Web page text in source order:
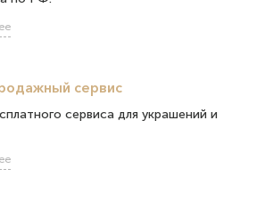
сервис
сервиса для украшений и